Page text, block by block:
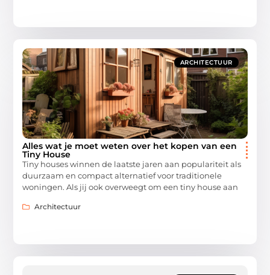
ARCHITECTUUR
Alles wat je moet weten over het kopen van een
Tiny House
Tiny houses winnen de laatste jaren aan populariteit als
duurzaam en compact alternatief voor traditionele
woningen. Als jij ook overweegt om een tiny house aan
Architectuur